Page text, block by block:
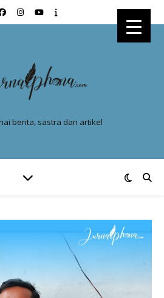
berita, sastra dan artikel